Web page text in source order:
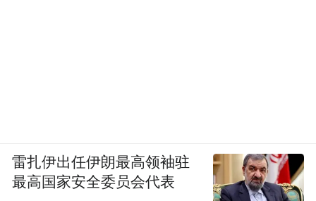
雷扎伊出任伊朗最高领袖驻
最高国家安全委员会代表